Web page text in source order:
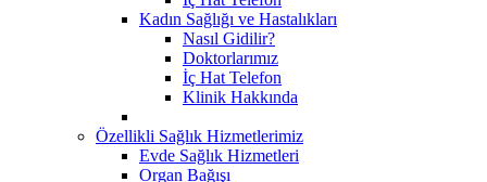
Kadın Sağlığı ve Hastalıkları
Nasıl Gidilir?
Doktorlarımız
İç Hat Telefon
Klinik Hakkında
Özellikli Sağlık Hizmetlerimiz
Evde Sağlık Hizmetleri
Organ Bağışı